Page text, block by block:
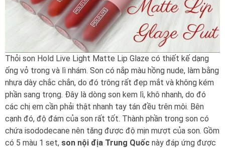
Thỏi son Hold Live Light Matte Lip Glaze có thiết kế dạng
ống vỏ trong và lì nhám. Son có nắp màu hồng nude, làm bằng
nhựa dày chắc chắn, do đó trông rất đẹp mắt và không kém
phần sang trọng. Đây là dòng son kem lì, khô nhanh, do đó
các chị em cần phải thật nhanh tay tán đều trên môi. Bên
cạnh đó, độ đám của son rất tốt. Thành phần trong son có
chứa isododecane nên tăng được độ mịn mượt của son. Gồm
có 5 màu 1 set, son nội địa Trung Quốc này đáp ứng được